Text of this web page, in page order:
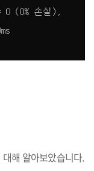
해 알아보았습니다.